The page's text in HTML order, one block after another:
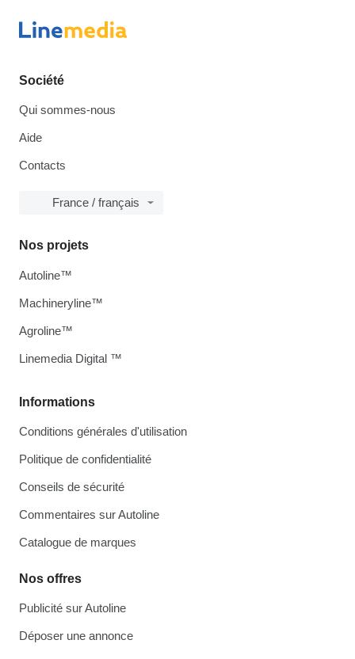
Société
Qui sommes-nous
Aide
Contacts
France / français
Informations
Conditions générales d'utilisation
Politique de confidentialité
Conseils de sécurité
Commentaires sur Autoline
Catalogue de marques
Nos offres
Publicité sur Autoline
Déposer une annonce
Nos projets
Autoline™
Machineryline™
Agroline™
Linemedia Digital ™